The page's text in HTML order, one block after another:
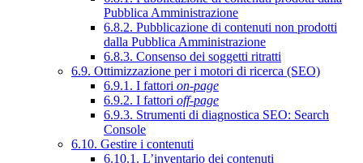
Pubblica Amministrazione
6.8.2. Pubblicazione di contenuti non prodotti
dalla Pubblica Amministrazione
6.8.3. Consenso dei soggetti ritratti
6.9. Ottimizzazione per i motori di ricerca (SEO)
6.9.1. I fattori on-page
6.9.2. I fattori off-page
6.9.3. Strumenti di diagnostica SEO: Search
Console
6.10. Gestire i contenuti
6.10.1. L’inventario dei contenuti